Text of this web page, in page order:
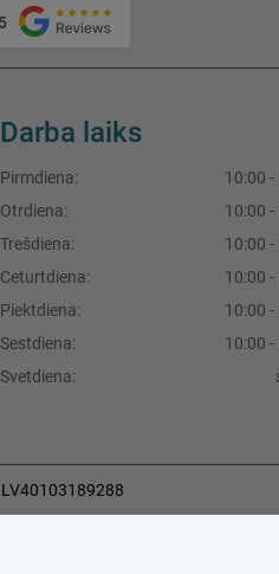
5
Darba laiks
Pirmdiena:
10:00 -
Otrdiena:
10:00 -
Trešdiena:
10:00 -
Ceturtdiena:
10:00 -
Piektdiena:
10:00 -
Sestdiena:
10:00 -
Svetdiena:
LV40103189288